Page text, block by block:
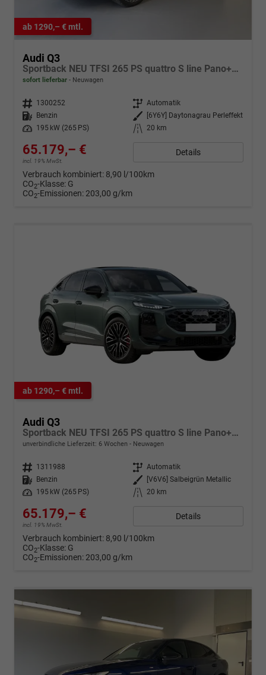
ab 1290,– € mtl.
Audi Q3
Sportback NEU TFSI 265 PS quattro S line Pano+TechPro+Matrix+AHK+HUD+Alu20+KlimaPlus+DCC+SONOS
sofort lieferbar Neuwagen
Fahrzeugnr. 1300252 Getriebe Automatik
Kraftstoff
Benzin Außenfarbe
[6Y6Y] Daytonagrau Perleffekt
Leistung
195 kW (265 PS) Kilometerstand 20 km
65.179,– €
incl. 19% MwSt.
Details
Verbrauch kombiniert: 8,90 l/100km
CO2-Klasse: G
CO2-Emissionen: 203,00 g/km
ab 1290,– € mtl.
Audi Q3
Sportback NEU TFSI 265 PS quattro S line Pano+TechPro+Matrix+AHK+HUD+Alu20+KlimaPlus+DCC+SONOS
unverbindliche Lieferzeit: 6 Wochen Neuwagen
Fahrzeugnr. 1311988 Getriebe Automatik
Kraftstoff
Benzin Außenfarbe
[V6V6] Salbeigrün Metallic
Leistung
195 kW (265 PS) Kilometerstand 20 km
65.179,– €
incl. 19% MwSt.
Details
Verbrauch kombiniert: 8,90 l/100km
CO2-Klasse: G
CO2-Emissionen: 203,00 g/km